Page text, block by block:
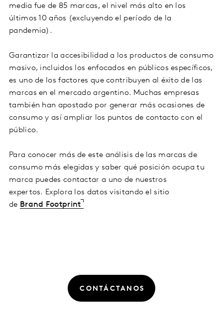
media fue de 85 marcas, el nivel más alto en los
últimos 10 años (excluyendo el período de la
pandemia).
Garantizar la accesibilidad a los productos de consumo
masivo, incluidos los enfocados en públicos específicos,
es uno de los factores que contribuyen al éxito de las
marcas en el mercado argentino. Muchas empresas
también han apostado por generar más ocasiones de
consumo y así ampliar los puntos de contacto con el
público.
Para conocer más de este análisis de las marcas de
consumo más elegidas y saber qué posición ocupa tu
marca puedes contactar a uno de nuestros
expertos. Explora los datos visitando el sitio
de Brand Footprint
CONTÁCTANOS